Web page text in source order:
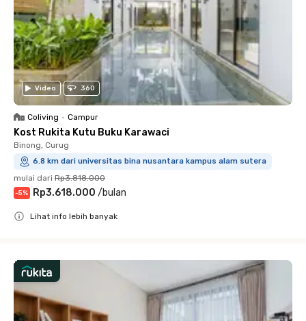
Video 360
Coliving • Campur
Kost Rukita Kutu Buku Karawaci
Binong, Curug
6.8 km dari universitas bina nusantara kampus alam sutera
mulai dari Rp3.818.000
-5% Rp3.618.000 /bulan
Lihat info lebih banyak